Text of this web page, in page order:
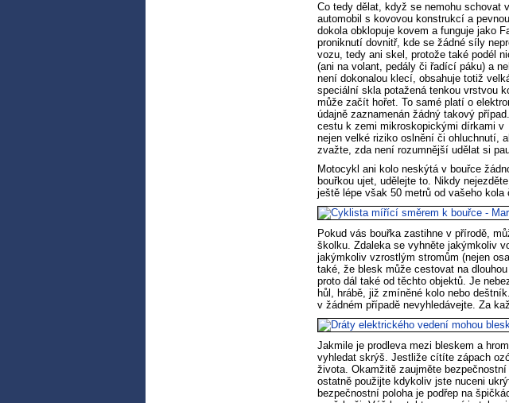
Co tedy dělat, když se nemohu schovat
automobil s kovovou konstrukcí a
dokola obklopuje kovem a funguje jako
proniknutí dovnitř, kde se žádné síly
vozu, tedy ani skel, protože také podél
(ani na volant, pedály či řadící páku) a
není dokonalou klecí, obsahuje totiž
speciální skla potažená tenkou vrstvou
může začít hořet. To samé platí o
údajně zaznamenán žádný takový
cestu k zemi mikroskopickými dírkami
nejen velké riziko oslnění či ohluchnutí,
zvažte, zda není rozumnější udělat si
Motocykl ani kolo neskýtá v bouřce
bouřkou ujet, udělejte to. Nikdy
ještě lépe však 50 metrů od vašeho kola
Pokud vás bouřka zastihne v přírodě,
školku. Zdaleka se vyhněte jakýmkoliv
jakýmkoliv vzrostlým stromům (nejen
také, že blesk může cestovat na
proto dál také od těchto objektů. Je
hůl, hrábě, již zmíněné kolo nebo
v žádném případě nevyhledávejte. Za
Jakmile je prodleva mezi bleskem a
vyhledat skrýš. Jestliže cítíte zápach
života. Okamžitě zaujměte
ostatně použijte kdykoliv jste nuceni
bezpečnostní poloha je podřep na